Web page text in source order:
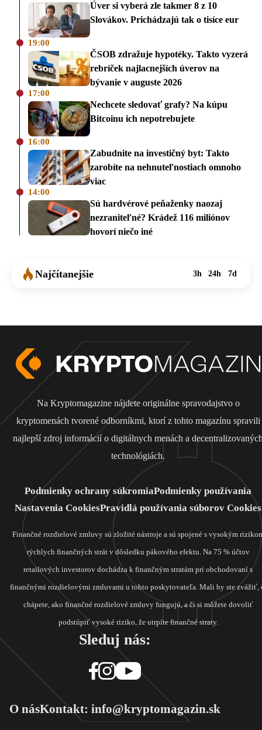
Úver si vyberá zle takmer 8 z 10
Slovákov. Prichádzajú tak o tisíce eur
19:00
ČSOB zdražuje hypotéky. Takto vyzerá
rebríček najlacnejších úverov na
bývanie v auguste 2026
17:00
Nechcete sledovať grafy? Na kúpu
Bitcoinu ich nepotrebujete
16:00
Zabudnite na investičný byt: Takto
zarobíte na nehnuteľnostiach omnoho
viac
14:00
Sú hardvérové peňaženky naozaj
nezraniteľné? Krádež 116 miliónov
hovorí niečo iné
Najčítanejšie 3h 24h 7d
Na Kryptomagazine nájdete originálne spravodajstvo o
kryptomenách tvorené odborníkmi, ktorí z tohto magazínu spravili
najlepší zdroj informácií o digitálnych menách a
technológiách.
Podmienky ochrany súkromiaPodmienky používania
Nastavenia CookiesPravidlá používania súborov Cookies
Finančné rozdielové zmluvy sú zložité nástroje a sú spojené s vysokým
rýchlych finančných strát v dôsledku pákového efektu. Na 75 % účtov
retailových investorov dochádza k finančným stratám pri obchodovaní s
finančnými rozdielovými zmluvami u tohto poskytovateľa. Mali by ste zvážiť,
chápete, ako finančné rozdielové zmluvy fungujú, a či si môžete dovoliť
podstúpiť vysoké riziko, že utrpíte finančné straty.
Sleduj nás:
O násKontakt: info@kryptomagazin.sk